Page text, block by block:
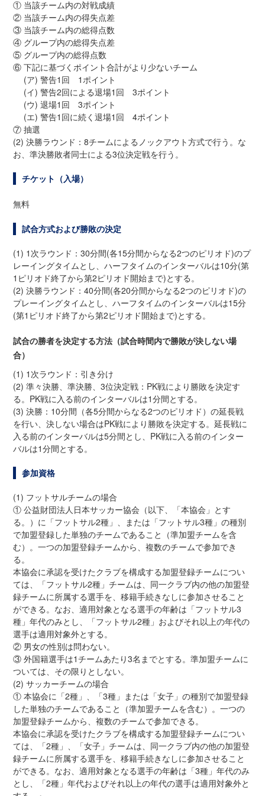
① 当該チーム内の対戦成績
② 当該チーム内の得失点差
③ 当該チーム内の総得点数
④ グループ内の総得失点差
⑤ グループ内の総得点数
⑥ 下記に基づくポイント合計がより少ないチーム
(ア) 警告1回 1ポイント
(イ) 警告2回による退場1回 3ポイント
(ウ) 退場1回 3ポイント
(エ) 警告1回に続く退場1回 4ポイント
⑦ 抽選
(2) 決勝ラウンド：8チームによるノックアウト方式で行う。な
お、準決勝敗者同士による3位決定戦を行う。
チケット（入場）
無料
試合方式および勝敗の決定
(1) 1次ラウンド：30分間(各15分間からなる2つのピリオド)のプ
レーイングタイムとし、ハーフタイムのインターバルは10分(第
1ピリオド終了から第2ピリオド開始まで)とする。
(2) 決勝ラウンド：40分間(各20分間からなる2つのピリオド)の
プレーイングタイムとし、ハーフタイムのインターバルは15分
(第1ピリオド終了から第2ピリオド開始まで)とする。
試合の勝者を決定する方法（試合時間内で勝敗が決しない場
合）
(1) 1次ラウンド：引き分け
(2) 準々決勝、準決勝、3位決定戦：PK戦により勝敗を決定す
る。PK戦に入る前のインターバルは1分間とする。
(3) 決勝：10分間（各5分間からなる2つのピリオド）の延長戦
を行い、決しない場合はPK戦により勝敗を決定する。延長戦に
入る前のインターバルは5分間とし、PK戦に入る前のインター
バルは1分間とする。
参加資格
(1) フットサルチームの場合
① 公益財団法人日本サッカー協会（以下、「本協会」とす
る。）に「フットサル2種」、または「フットサル3種」の種別
で加盟登録した単独のチームであること（準加盟チームを含
む）。一つの加盟登録チームから、複数のチームで参加でき
る。
本協会に承認を受けたクラブを構成する加盟登録チームについ
ては、「フットサル2種」チームは、同一クラブ内の他の加盟登
録チームに所属する選手を、移籍手続きなしに参加させること
ができる。なお、適用対象となる選手の年齢は「フットサル3
種」年代のみとし、「フットサル2種」およびそれ以上の年代の
選手は適用対象外とする。
② 男女の性別は問わない。
③ 外国籍選手は1チームあたり3名までとする。準加盟チームに
ついては、その限りとしない。
(2) サッカーチームの場合
① 本協会に「2種」、「3種」または「女子」の種別で加盟登録
した単独のチームであること（準加盟チームを含む）。一つの
加盟登録チームから、複数のチームで参加できる。
本協会に承認を受けたクラブを構成する加盟登録チームについ
ては、「2種」、「女子」チームは、同一クラブ内の他の加盟登
録チームに所属する選手を、移籍手続きなしに参加させること
ができる。なお、適用対象となる選手の年齢は「3種」年代のみ
とし、「2種」年代およびそれ以上の年代の選手は適用対象外と